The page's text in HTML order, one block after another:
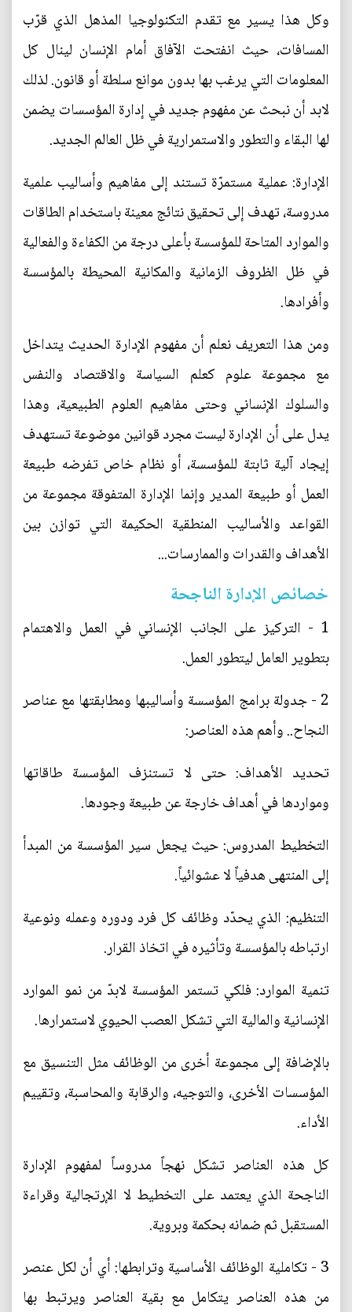
وكل هذا يسير مع تقدم التكنولوجيا المذهل الذي قرّب
المسافات، حيث انفتحت الآفاق أمام الإنسان لينال كل
المعلومات التي يرغب بها بدون موانع سلطة أو قانون. لذلك
لابد أن نبحث عن مفهوم جديد في إدارة المؤسسات يضمن
لها البقاء والتطور والاستمرارية في ظل العالم الجديد.
الإدارة: عملية مستمرّة تستند إلى مفاهيم وأساليب علمية
مدروسة، تهدف إلى تحقيق نتائج معينة باستخدام الطاقات
والموارد المتاحة للمؤسسة بأعلى درجة من الكفاءة والفعالية
في ظل الظروف الزمانية والمكانية المحيطة بالمؤسسة
وأفرادها.
ومن هذا التعريف نعلم أن مفهوم الإدارة الحديث يتداخل
مع مجموعة علوم كعلم السياسة والاقتصاد والنفس
والسلوك الإنساني وحتى مفاهيم العلوم الطبيعية، وهذا
يدل على أن الإدارة ليست مجرد قوانين موضوعة تستهدف
إيجاد آلية ثابتة للمؤسسة، أو نظام خاص تفرضه طبيعة
العمل أو طبيعة المدير وإنما الإدارة المتفوقة مجموعة من
القواعد والأساليب المنطقية الحكيمة التي توازن بين
الأهداف والقدرات والممارسات...
خصائص الإدارة الناجحة
1 - التركيز على الجانب الإنساني في العمل والاهتمام
بتطوير العامل ليتطور العمل.
2 - جدولة برامج المؤسسة وأساليبها ومطابقتها مع عناصر
النجاح.. وأهم هذه العناصر:
تحديد الأهداف: حتى لا تستنزف المؤسسة طاقاتها
ومواردها في أهداف خارجة عن طبيعة وجودها.
التخطيط المدروس: حيث يجعل سير المؤسسة من المبدأ
إلى المنتهى هدفياً لا عشوائياً.
التنظيم: الذي يحدّد وظائف كل فرد ودوره وعمله ونوعية
ارتباطه بالمؤسسة وتأثيره في اتخاذ القرار.
تنمية الموارد: فلكي تستمر المؤسسة لابدّ من نمو الموارد
الإنسانية والمالية التي تشكل العصب الحيوي لاستمرارها.
بالإضافة إلى مجموعة أخرى من الوظائف مثل التنسيق مع
المؤسسات الأخرى، والتوجيه، والرقابة والمحاسبة، وتقييم
الأداء.
كل هذه العناصر تشكل نهجاً مدروساً لمفهوم الإدارة
الناجحة الذي يعتمد على التخطيط لا الإرتجالية وقراءة
المستقبل ثم ضمانه بحكمة وبروية.
3 - تكاملية الوظائف الأساسية وترابطها: أي أن لكل عنصر
من هذه العناصر يتكامل مع بقية العناصر ويرتبط بها